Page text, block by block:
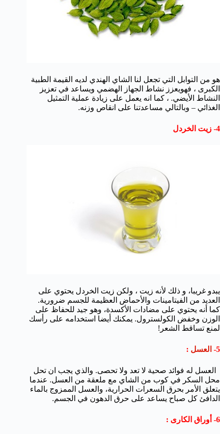
هو من التوابل التي تجعل لنا الشاي الهندي لديه القيمة الطبية
الكبرى ، فهويعزز نشاط الجهاز الهضمي ويساعد في تعزيز
النشاط الأيضي. ، كما انه يعمل على زيادة عملية التمثيل
الغذائي – وبالتالي مساعدتنا على انقاص وزنه.
4- زيت الخردل
يبدو غريبا، و ذلك لأنه زيت ، ولكن زيت الخردل يحتوي على
العديد من الفيتامينات والأحماض العظيمة للجسم ضرورية.
كما أنه يحتوي على مضادات الأكسدة، وهو جيد للحفاظ على
الوزن وخفض الكولسترول. يمكنك أيضا استخدامه على رأسك
لمنع تساقط الشعر!
5- العسل :
العسل له فوائد صحية لا تعد ولا تحصى. والذي يجب ان تحل
محل السكر في كوب من الشاي مع ملعقة من العسل. عندما
يتعلق الأمر بحرق السعرات الحرارية، والعسل الممزوج بالماء
الدافئ كل صباح يساعد على حرق الدهون في الجسم.
6- أوراق الكارى :